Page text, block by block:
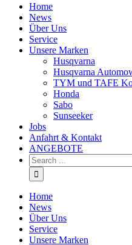
Home
News
Über Uns
Service
Unsere Marken
Husqvarna
Husqvarna
TYM und TAFE
Honda
Sabo
Sunseeker
Jobs
Anfahrt & Kontakt
ANGEBOTE
Home
News
Über Uns
Service
Unsere Marken